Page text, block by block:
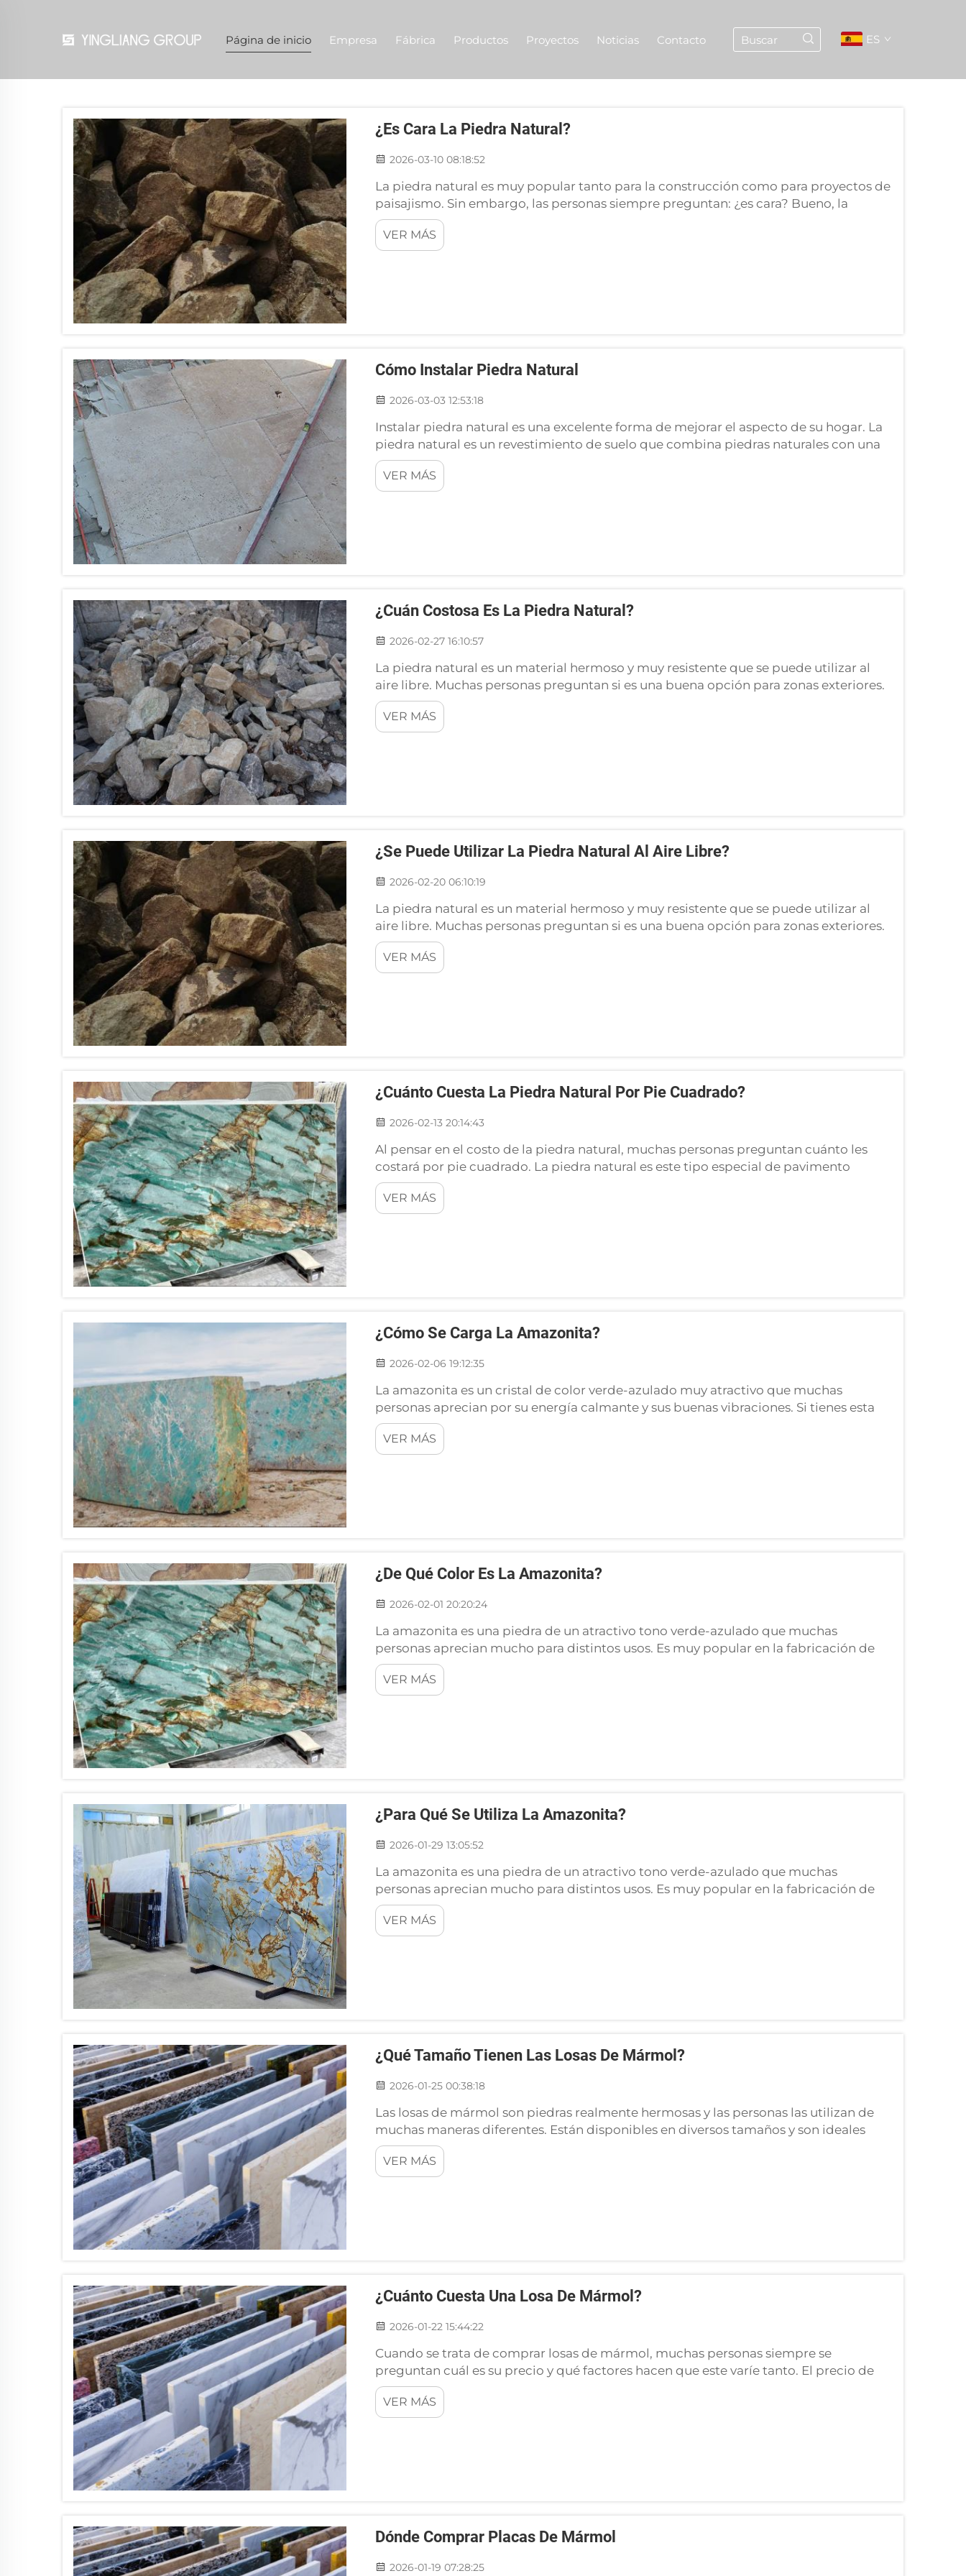
Página de inicio Empresa Fábrica Productos Proyectos Noticias Contacto ES
¿Es Cara La Piedra Natural?
2026-03-10 08:18:52
La piedra natural es muy popular tanto para la construcción como para proyectos de
paisajismo. Sin embargo, las personas siempre preguntan: ¿es cara? Bueno, la
respuesta es algo compleja. Por lo general, la piedra natural cuesta más que otros
materiales, como el hormigón o los ladrillos. Pero debido a...
VER MÁS
Cómo Instalar Piedra Natural
2026-03-03 12:53:18
Instalar piedra natural es una excelente forma de mejorar el aspecto de su hogar. La
piedra natural es un revestimiento de suelo que combina piedras naturales con una
resina epoxi, lo que resulta en un acabado muy resistente y atractivo para su hogar.
La piedra natural tiene un aspecto muy bonito y es una opción excelente...
VER MÁS
¿Cuán Costosa Es La Piedra Natural?
2026-02-27 16:10:57
La piedra natural es un material hermoso y muy resistente que se puede utilizar al
aire libre. Muchas personas preguntan si es una buena opción para zonas exteriores.
¡Sí lo es! Puedes usar piedra natural para construir senderos, patios, muros e incluso
en jardines. Ofrece una gran variedad de colores y t...
VER MÁS
¿Se Puede Utilizar La Piedra Natural Al Aire Libre?
2026-02-20 06:10:19
La piedra natural es un material hermoso y muy resistente que se puede utilizar al
aire libre. Muchas personas preguntan si es una buena opción para zonas exteriores.
¡Sí lo es! Puedes usar piedra natural para construir senderos, patios, muros e incluso
en jardines. Ofrece una gran variedad de colores y t...
VER MÁS
¿Cuánto Cuesta La Piedra Natural Por Pie Cuadrado?
2026-02-13 20:14:43
Al pensar en el costo de la piedra natural, muchas personas preguntan cuánto les
costará por pie cuadrado. La piedra natural es este tipo especial de pavimento
fabricado con piedras reales mezcladas con cierta resina. Tiene un aspecto resistente
y, al mismo tiempo, muy atractivo visualmente. Muchos lo utilizan para...
VER MÁS
¿Cómo Se Carga La Amazonita?
2026-02-06 19:12:35
La amazonita es un cristal de color verde-azulado muy atractivo que muchas
personas aprecian por su energía calmante y sus buenas vibraciones. Si tienes esta
piedra, quizás quieras saber cómo cargarla. Cargar la amazonita significa reponerle
energía para que puedas obtener todos sus beneficios...
VER MÁS
¿De Qué Color Es La Amazonita?
2026-02-01 20:20:24
La amazonita es una piedra de un atractivo tono verde-azulado que muchas
personas aprecian mucho para distintos usos. Es muy popular en la fabricación de
joyería, para la decoración del hogar y también en algunas prácticas de sanación.
Muchos creen que la amazonita puede aportar calma y equilibrio a la vida. Esta
hermosa...
VER MÁS
¿Para Qué Se Utiliza La Amazonita?
2026-01-29 13:05:52
La amazonita es una piedra de un atractivo tono verde-azulado que muchas
personas aprecian mucho para distintos usos. Es muy popular en la fabricación de
joyería, para la decoración del hogar y también en algunas prácticas de sanación.
Muchos creen que la amazonita puede aportar calma y equilibrio a la vida. Esta
hermosa...
VER MÁS
¿Qué Tamaño Tienen Las Losas De Mármol?
2026-01-25 00:38:18
Las losas de mármol son piedras realmente hermosas y las personas las utilizan de
muchas maneras diferentes. Están disponibles en diversos tamaños y son ideales
para encimeras, suelos o incluso para crear piezas artísticas. Sus dimensiones pueden
variar mucho, desde las más pequeñas, fáciles de transportar, hasta las losas
gigantes que...
VER MÁS
¿Cuánto Cuesta Una Losa De Mármol?
2026-01-22 15:44:22
Cuando se trata de comprar losas de mármol, muchas personas siempre se
preguntan cuál es su precio y qué factores hacen que este varíe tanto. El precio de
las losas de mármol puede diferir considerablemente y depende de muchos
factores, como el tipo de mármol, su lugar de origen...
VER MÁS
Dónde Comprar Placas De Mármol
2026-01-19 07:28:25